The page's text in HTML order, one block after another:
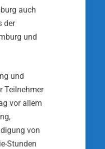
auch
der
und
und
Teilnehmer
vor allem
von
Stunden